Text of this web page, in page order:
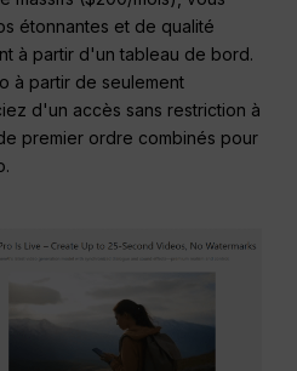
étonnantes et de qualité
à partir d'un tableau de bord.
à partir de seulement
d'un accès sans restriction à
premier ordre combinés pour